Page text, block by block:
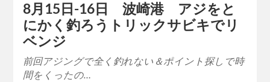
8月15日-16日 波崎港 アジをと
にかく釣ろうトリックサビキでリ
ベンジ
前回アジングで全く釣れない＆ポイント探しで時
間をくったの…